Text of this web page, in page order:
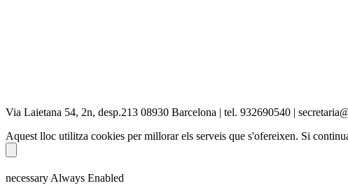
Via Laietana 54, 2n, desp.213 08930 Barcelona | tel. 932690540 |
Aquest lloc utilitza cookies per millorar els serveis que s'ofereixen. Si
necessary Always Enabled